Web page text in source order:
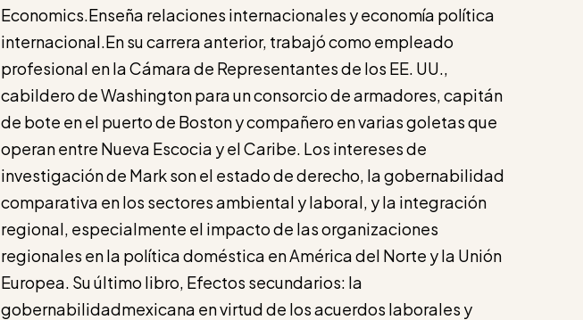
Economics.Enseña relaciones internacionales y economía política
internacional.En su carrera anterior, trabajó como empleado
profesional en la Cámara de Representantes de los EE. UU.,
cabildero de Washington para un consorcio de armadores, capitán
de bote en el puerto de Boston y compañero en varias goletas que
operan entre Nueva Escocia y el Caribe. Los intereses de
investigación de Mark son el estado de derecho, la gobernabilidad
comparativa en los sectores ambiental y laboral, y la integración
regional, especialmente el impacto de las organizaciones
regionales en la política doméstica en América del Norte y la Unión
Europea. Su último libro, Efectos secundarios: la
gobernabilidadmexicana en virtud de los acuerdos laborales y